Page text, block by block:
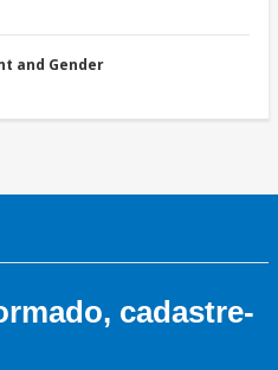
and Gender
cadastre-